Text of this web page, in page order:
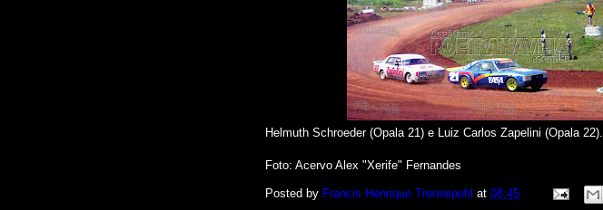
Helmuth Schroeder (Opala 21) e Luiz Carlos Zapelini (Opala 22).
Foto: Acervo Alex "Xerife" Fernandes
Posted by Francis Henrique Trennepohl at 08:45